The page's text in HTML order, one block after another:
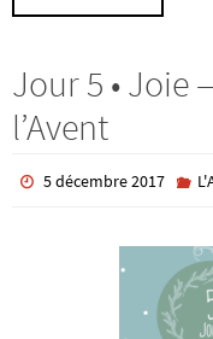
Jour 5 • Joie
l’Avent
5 décembre 2017